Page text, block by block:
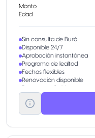
Monto
Edad
Sin consulta de Buró
Disponible 24/7
Aprobación instantánea
Programa de lealtad
Fechas flexibles
Renovación disponible
Bono por referido